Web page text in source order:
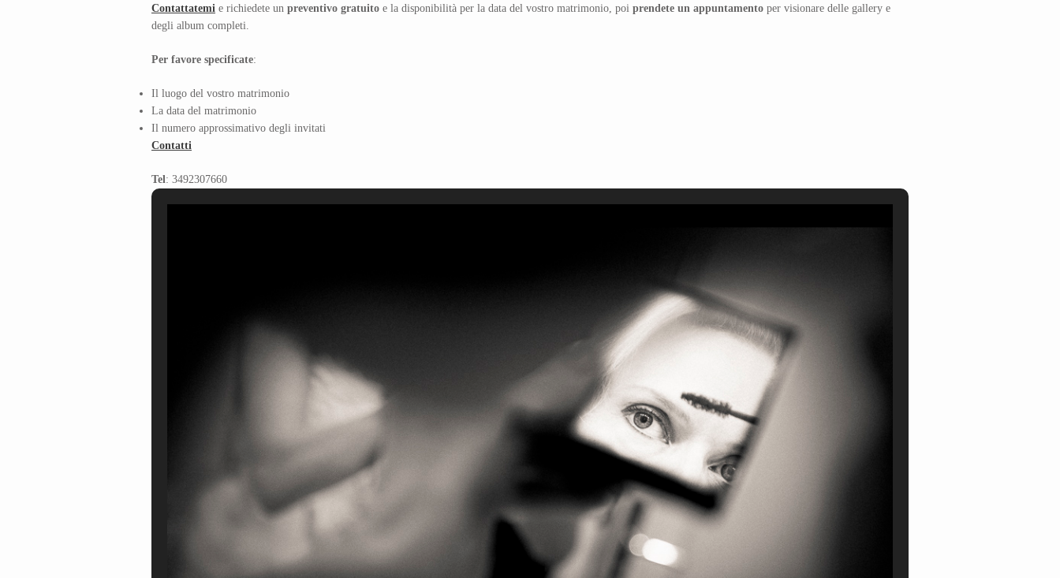
Contattatemi e richiedete un preventivo gratuito e la disponibilità per la data del vostro matrimonio, poi prendete un appuntamento per visionare delle gallery e
degli album completi.
Per favore specificate:
Il luogo del vostro matrimonio
La data del matrimonio
Il numero approssimativo degli invitati
Contatti
Tel: 3492307660